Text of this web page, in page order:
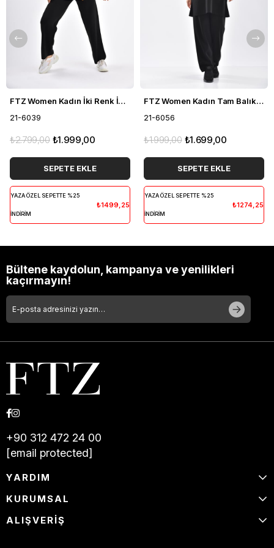
FTZ Women Kadın İki Renk İkili Takım Siyah 21-6039
21-6039
₺1.999,00
₺2.799,00
SEPETE EKLE
YAZA ÖZEL SEPETTE %25
İNDİRİM
₺1499,25
FTZ Women Kadın Tam Balıkçı İkili Takım Siyah 21-6056
21-6056
₺1.699,00
₺1.999,00
SEPETE EKLE
YAZA ÖZEL SEPETTE %25
İNDİRİM
₺1274,25
Bültene kaydolun, kampanya ve yenilikleri
kaçırmayın!
+90 312 472 24 00
[email protected]
YARDIM
KURUMSAL
ALIŞVERİŞ